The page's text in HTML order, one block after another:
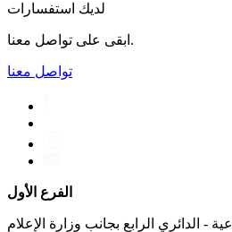
لديك استفسارات
ابقى على تواصل معنا.
تواصل معنا
الفرع الأول
- الدائري الرابع بجانب وزارة الإعلام